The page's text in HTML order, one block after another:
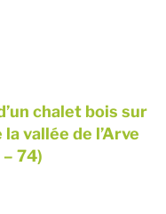
chalet bois sur
vallée de l’Arve
74)